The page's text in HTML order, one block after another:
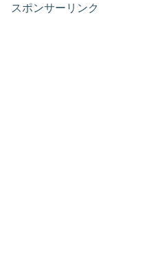
スポンサーリンク